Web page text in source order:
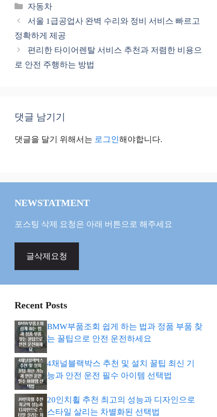
카
테
리
자동차
서울 1급공업사 완벽 수리와 정비 서비스 빠르고
정확하게 제공
편리한 타이어렌탈 서비스 추천과 저렴한 비용으
로 안전 주행하는 방법
댓글 남기기
댓글을 달기 위해서는 로그인해야합니다.
NEWSTATMENT
포스팅 삭제 요청은 아래 버튼으로 해주세요
글삭제요청
Recent Posts
BMW부품조회 쉽게 하는 법과 정품 부품 찾
는 꿀팁으로 안전 운전하세요
4채널블랙박스 추천 및 설치 꿀팁 최신 기
능과 안전 운전 필수 아이템 선택법
20인치휠 추천 최고의 성능과 디자인으로
스타일 살리는 차별화된 선택법